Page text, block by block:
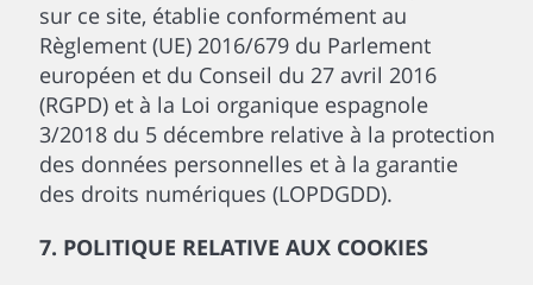
sur ce site, établie conformément au
Règlement (UE) 2016/679 du Parlement
européen et du Conseil du 27 avril 2016
(RGPD) et à la Loi organique espagnole
3/2018 du 5 décembre relative à la protection
des données personnelles et à la garantie
des droits numériques (LOPDGDD).
7. POLITIQUE RELATIVE AUX COOKIES